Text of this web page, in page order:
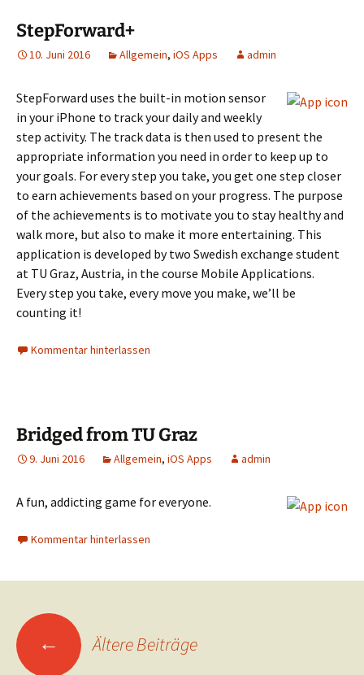
StepForward+
10. Juni 2016 Allgemein, iOS Apps admin
StepForward uses the built-in motion sensor
in your iPhone to track your daily and weekly
step activity. The track data is then used to present the
appropriate information you need in order to keep up to
your goals. For every step you take, you get one step closer
to earn achievements based on your progress. The purpose
of the achievements is to motivate you to stay healthy and
walk more, but also to make it more entertaining. This
application is developed by two Swedish exchange student
at TU Graz, Austria, in the course Mobile Applications.
Every step you take, every move you make, we’ll be
counting it!
Kommentar hinterlassen
Bridged from TU Graz
9. Juni 2016 Allgemein, iOS Apps admin
A fun, addicting game for everyone.
Kommentar hinterlassen
Beitragsnavigation
← Ältere Beiträge